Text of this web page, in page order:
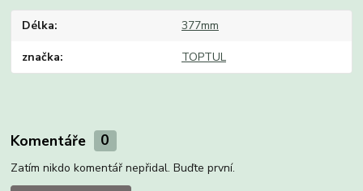
Délka 377mm
značka TOPTUL
Komentáře 0
Zatím nikdo komentář nepřidal. Buďte první.